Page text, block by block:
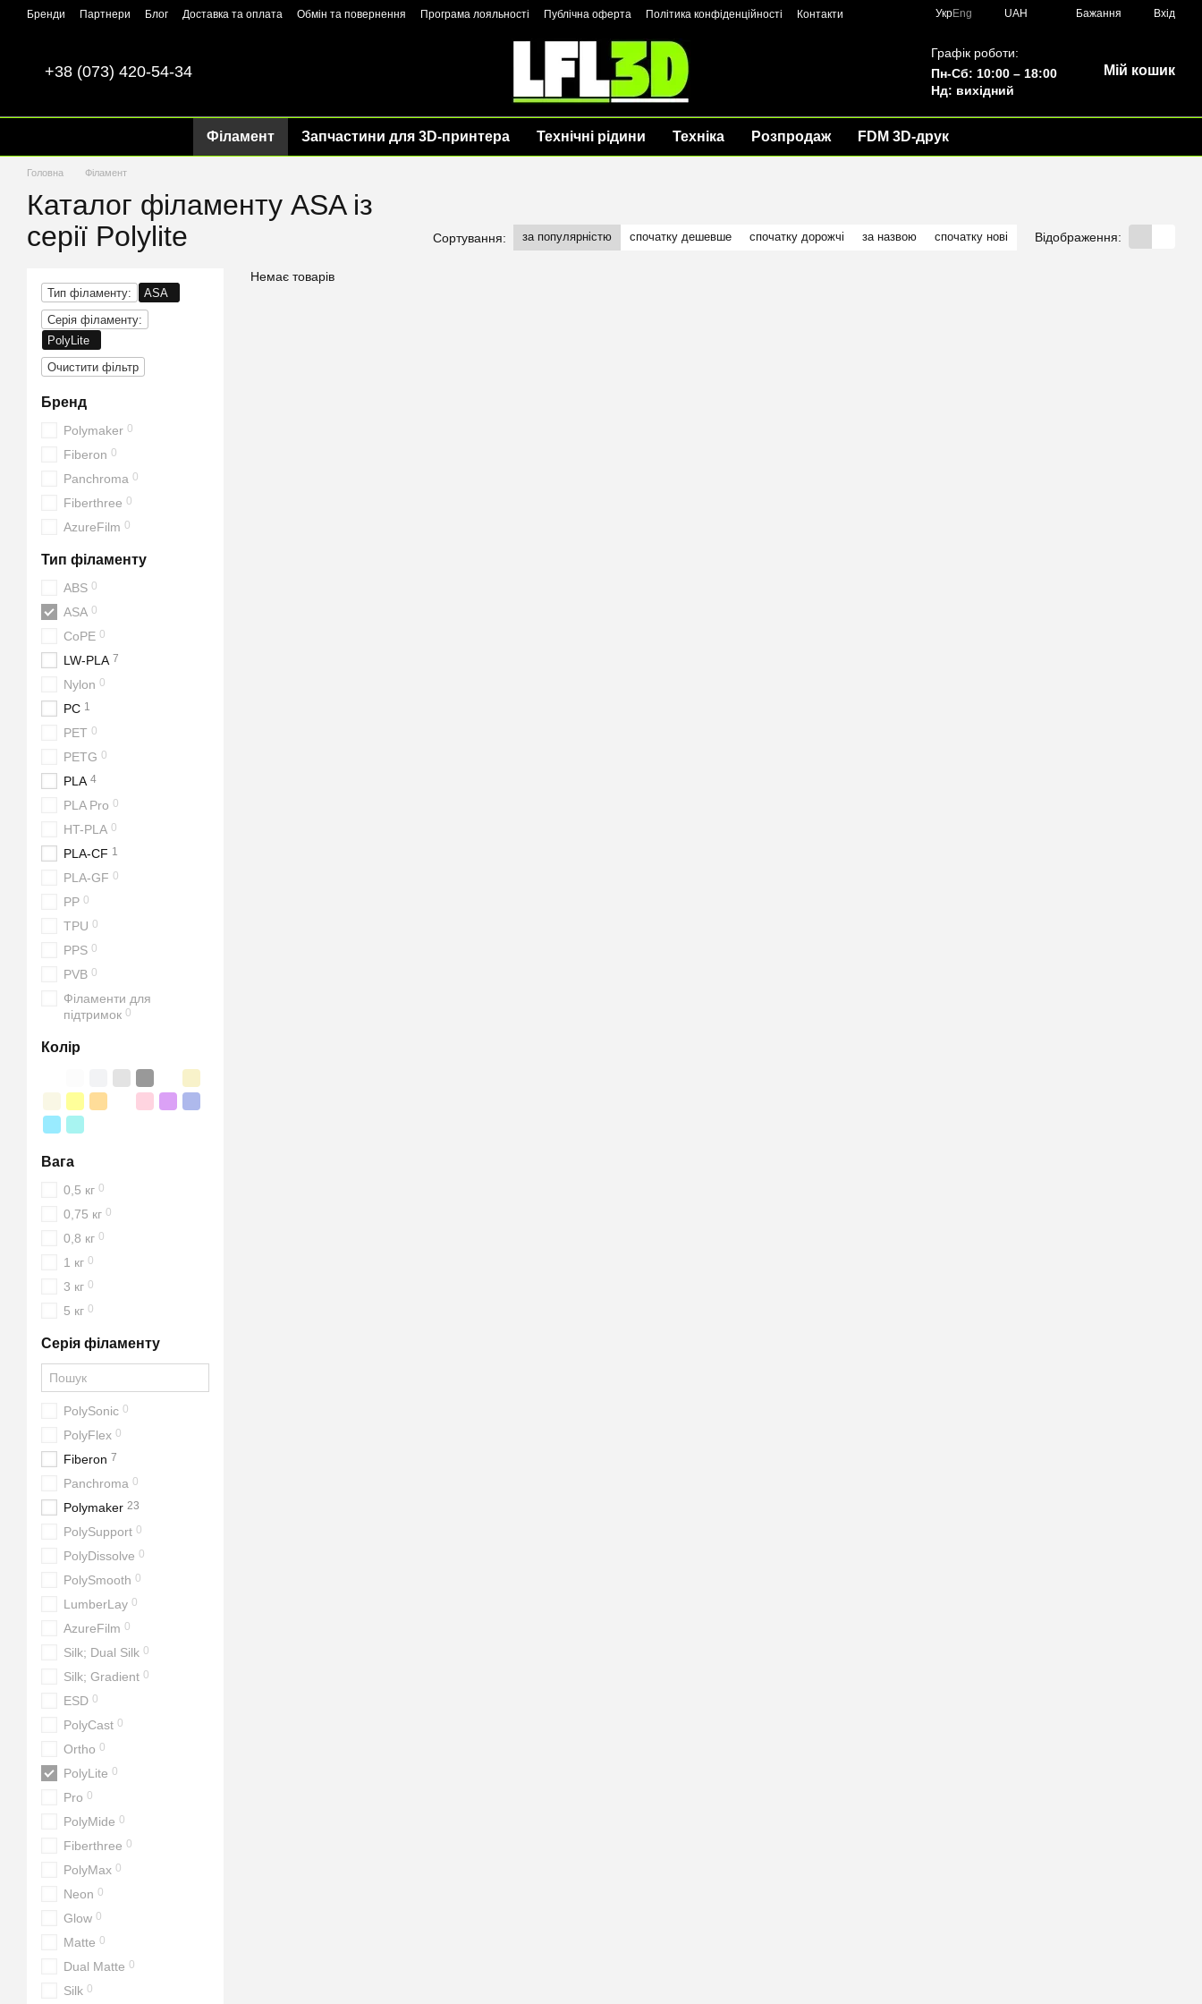
Перейти до основного контенту
Бренди Партнери Блог Доставка та оплата Обмін та повернення Програма лояльності Публічна оферта Політика конфіденційності Контакти УкрEng UAH Бажання Вхід
+38 (073) 420-54-34
Графік роботи:
Пн-Сб: 10:00 – 18:00
Нд: вихідний
Мій кошик
Філамент Запчастини для 3D-принтера Технічні рідини Техніка Розпродаж FDM 3D-друк
Головна Філамент
Каталог філаменту ASA із
серії Polylite
Сортування: за популярністю спочатку дешевше спочатку дорожчі за назвою спочатку нові Відображення:
Немає товарів
Тип філаменту:
ASA
Серія філаменту:
PolyLite
Очистити фільтр
Бренд
Polymaker 0
Fiberon 0
Panchroma 0
Fiberthree 0
AzureFilm 0
Тип філаменту
ABS 0
ASA 0
CoPE 0
LW-PLA 7
Nylon 0
PC 1
PET 0
PETG 0
PLA 4
PLA Pro 0
HT-PLA 0
PLA-CF 1
PLA-GF 0
PP 0
TPU 0
PPS 0
PVB 0
Філаменти для
підтримок 0
Колір
Вага
0,5 кг 0
0,75 кг 0
0,8 кг 0
1 кг 0
3 кг 0
5 кг 0
Серія філаменту
PolySonic 0
PolyFlex 0
Fiberon 7
Panchroma 0
Polymaker 23
PolySupport 0
PolyDissolve 0
PolySmooth 0
LumberLay 0
AzureFilm 0
Silk; Dual Silk 0
Silk; Gradient 0
ESD 0
PolyCast 0
Ortho 0
PolyLite 0
Pro 0
PolyMide 0
Fiberthree 0
PolyMax 0
Neon 0
Glow 0
Matte 0
Dual Matte 0
Silk 0